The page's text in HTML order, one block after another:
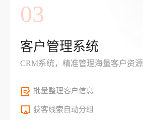
03
客户管理系统
CRM系统，精准管理海量客户资源
批量整理客户信息
获客线索自动分组